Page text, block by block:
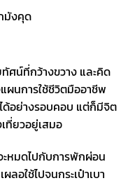
มังคุด
ศน์ที่กว้างขวาง และคิด
ผนการใช้ชีวิตมืออาชีพ
อย่างรอบคอบ แต่ก็มีจิต
ยวอยู่เสมอ
ะหมดไปกับการพักผ่อน
ลอใช้ไปจนกระเป๋าเบา